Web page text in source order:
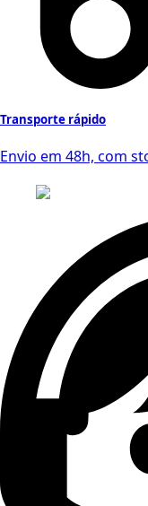
Transporte rápido
Envio em 48h, com